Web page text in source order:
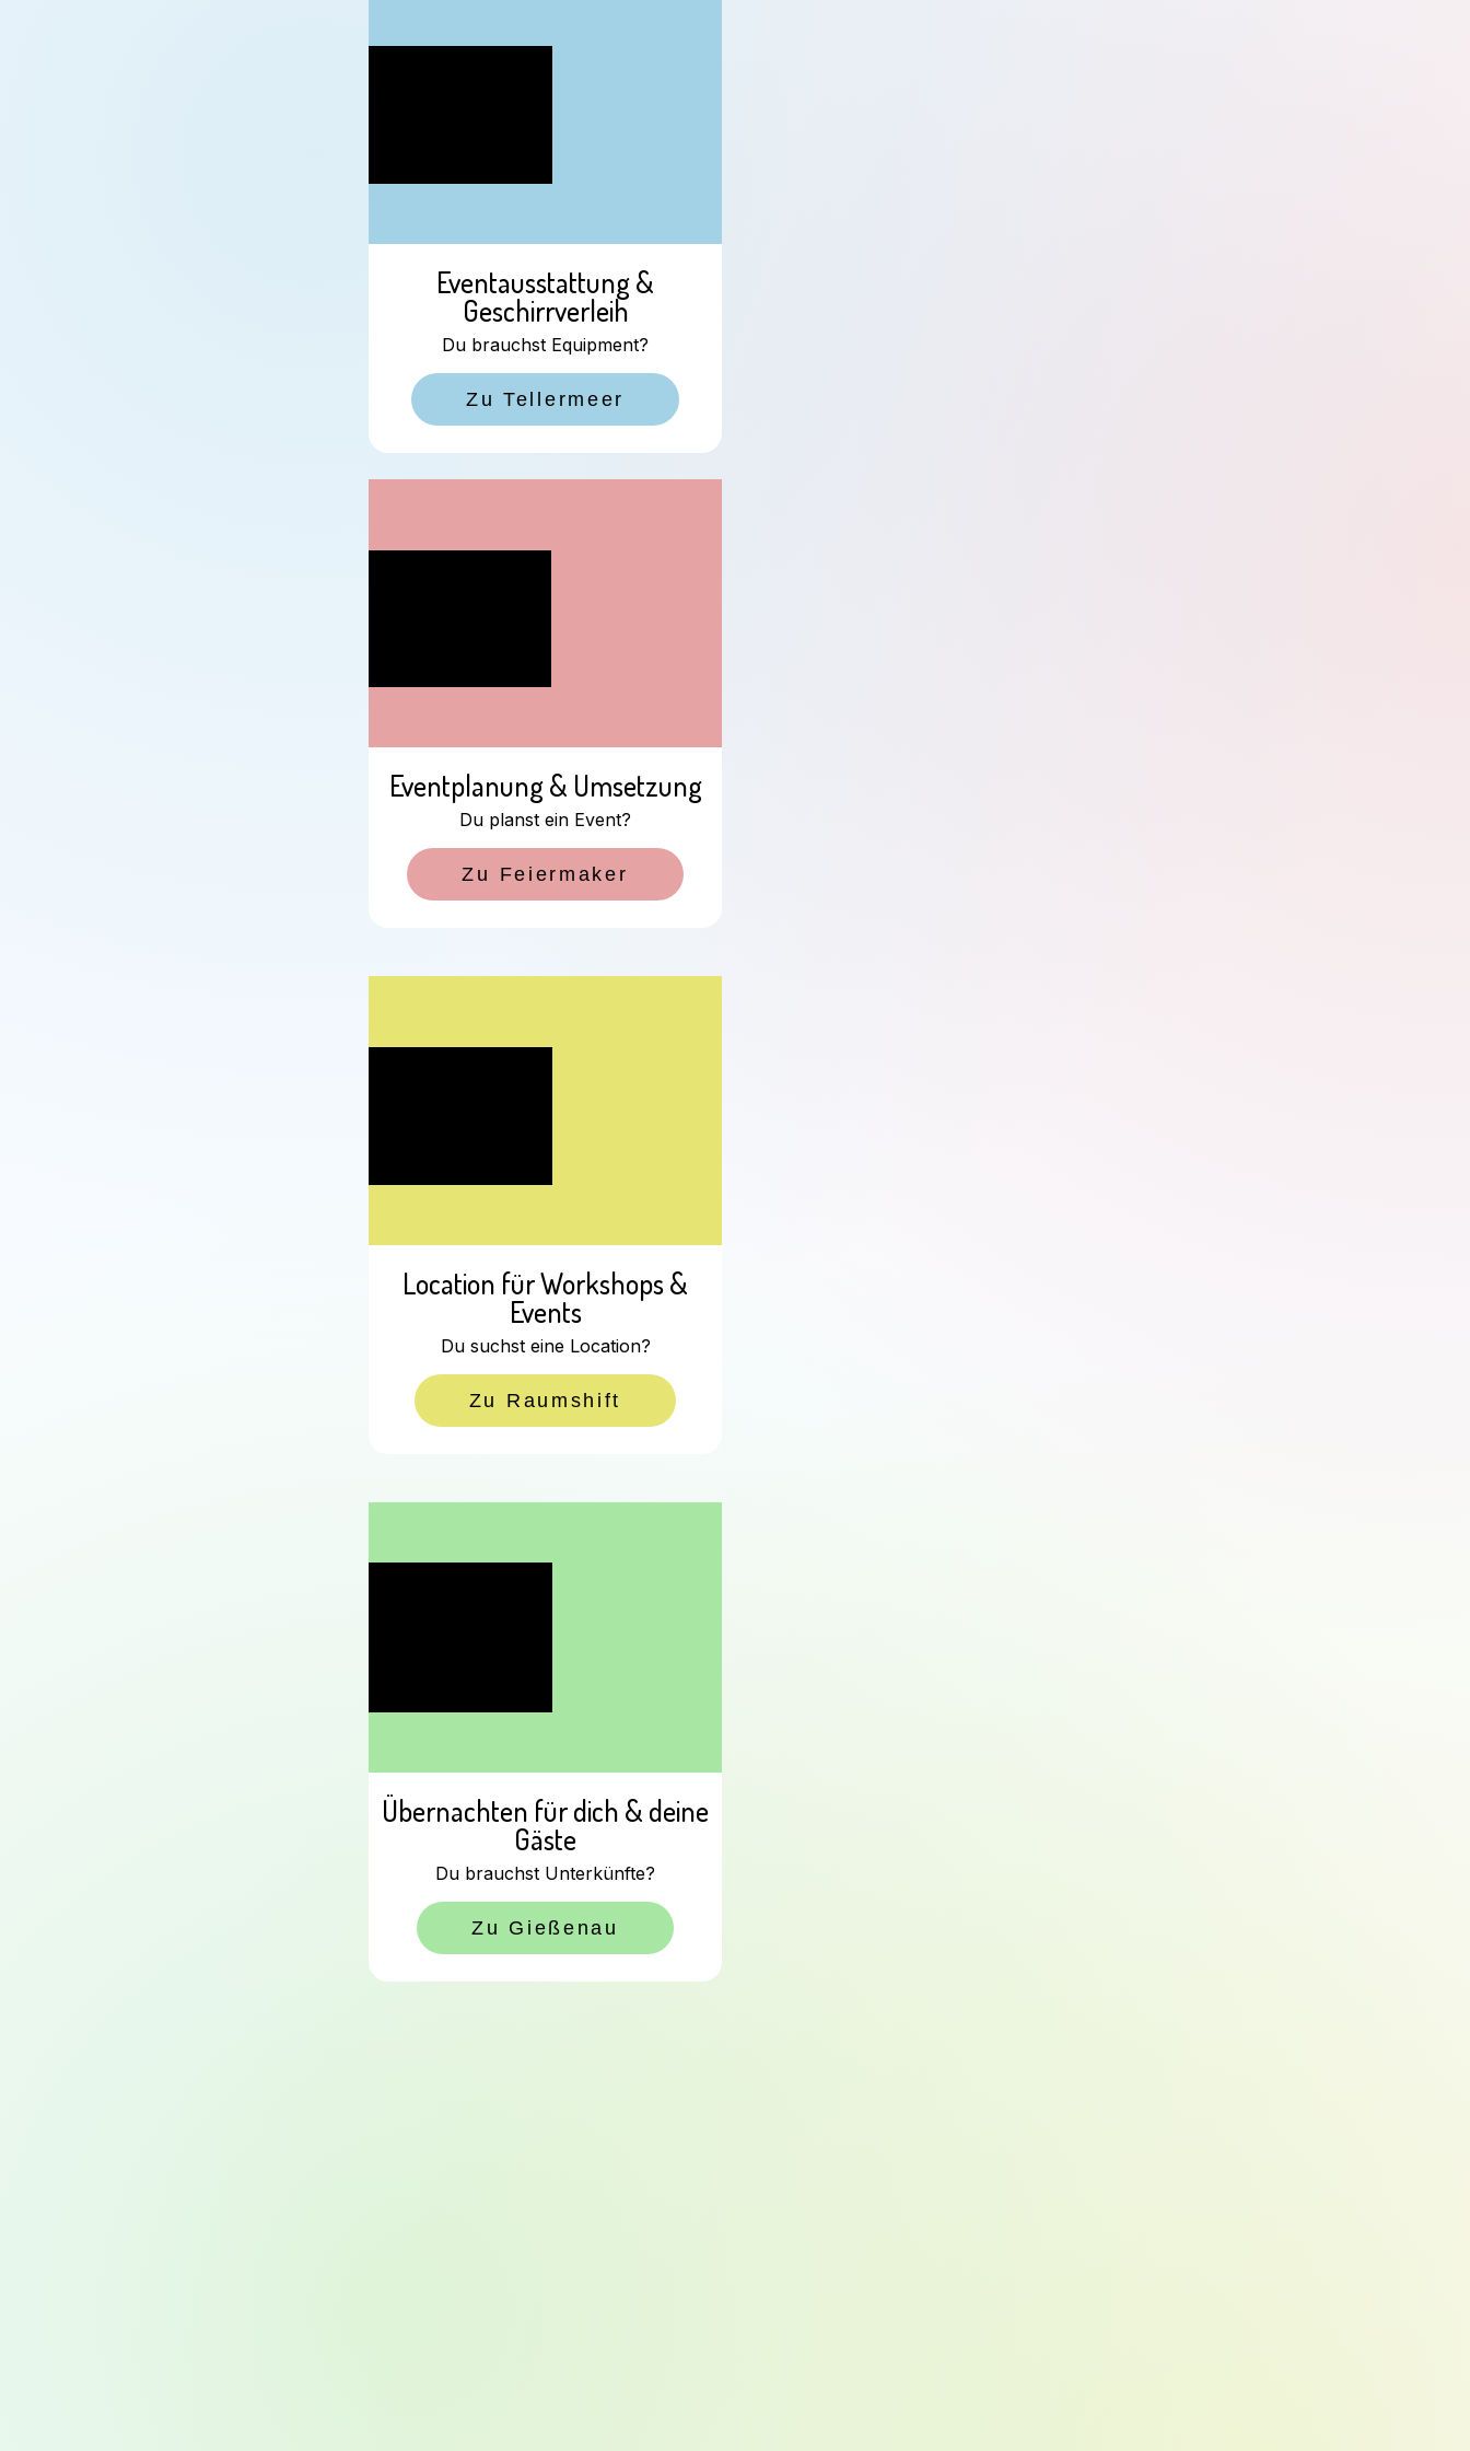
Eventausstattung &
Geschirrverleih
Du brauchst Equipment?
Zu Tellermeer
Eventplanung & Umsetzung
Du planst ein Event?
Zu Feiermaker
Location für Workshops &
Events
Du suchst eine Location?
Zu Raumshift
Übernachten für dich & deine
Gäste
Du brauchst Unterkünfte?
Zu Gießenau